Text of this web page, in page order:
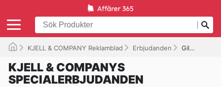
KJELL & COMPANY Reklamblad Erbjudanden Giltig tills 2026-02-15
KJELL & COMPANYS
SPECIALERBJUDANDEN